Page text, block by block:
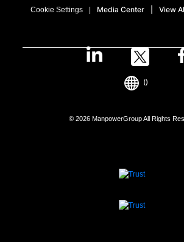
Cookie Settings Media Center View
© 2026 ManpowerGroup All Rights
()